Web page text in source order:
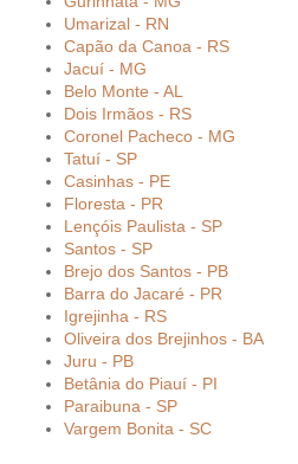
Umarizal - RN
Capão da Canoa - RS
Jacuí - MG
Belo Monte - AL
Dois Irmãos - RS
Coronel Pacheco - MG
Tatuí - SP
Casinhas - PE
Floresta - PR
Lençóis Paulista - SP
Santos - SP
Brejo dos Santos - PB
Barra do Jacaré - PR
Igrejinha - RS
Oliveira dos Brejinhos - BA
Juru - PB
Betânia do Piauí - PI
Paraibuna - SP
Vargem Bonita - SC